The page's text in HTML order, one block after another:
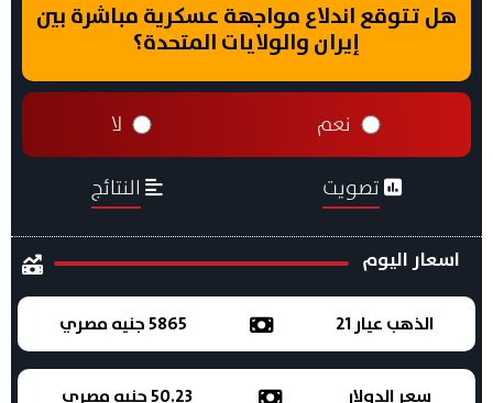
هل تتوقع اندلاع مواجهة عسكرية مباشرة بين
إيران والولايات المتحدة؟
نعم لا
تصويت النتائج
اسعار اليوم
الذهب عيار 21 5865 جنيه مصري
سعر الدولار 50.23 جنيه مصري